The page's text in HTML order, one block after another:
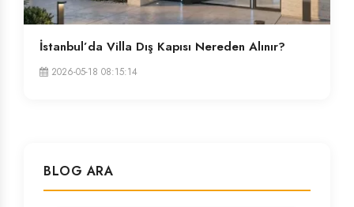
İstanbul’da Villa Dış Kapısı Nereden Alınır?
2026-05-18 08:15:14
BLOG ARA